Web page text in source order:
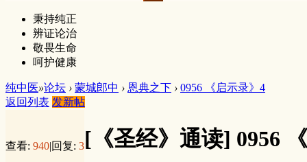
秉持纯正
辨证论治
敬畏生命
呵护健康
纯中医»论坛 › 蒙城郎中 › 恩典之下 › 0956 《启示录》4
返回列表 发新帖
查看: 940|回复: 3[《圣经》通读] 0956